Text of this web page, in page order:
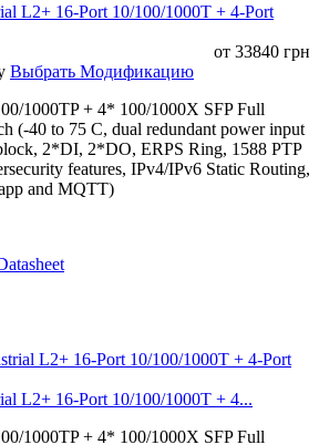
L2+ 16-Port 10/100/1000T + 4-Port
от 33840 грн
Выбрать Модификацию
1000TP + 4* 100/1000X SFP Full
(-40 to 75 C, dual redundant power input
2*DI, 2*DO, ERPS Ring, 1588 PTP
features, IPv4/IPv6 Static Routing,
and MQTT)
L2+ 16-Port 10/100/1000T + 4...
1000TP + 4* 100/1000X SFP Full